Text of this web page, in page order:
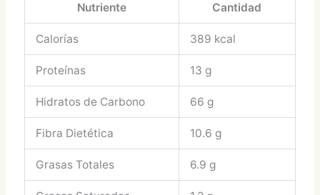
Nutriente
Cantidad
Calorías 389 kcal
Proteínas 13 g
Hidratos de Carbono 66 g
Fibra Dietética 10.6 g
Grasas Totales 6.9 g